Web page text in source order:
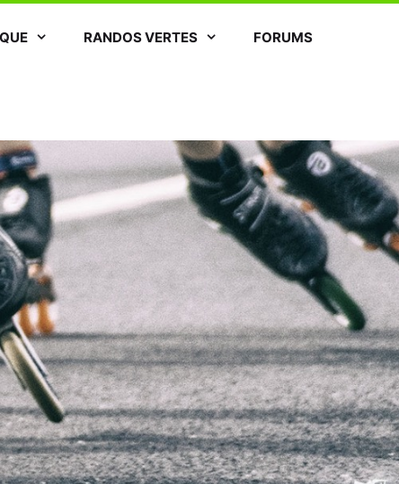
RANDOS VERTES FORUMS